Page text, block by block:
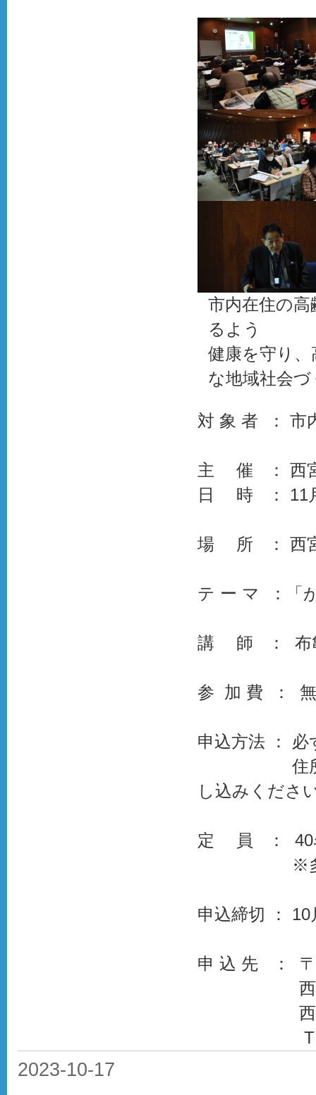
市内在住の
るよう
健康を守り
な地域社会
対 象 者 ： 市
主 催 ： 西宮
日 時 ： 11
場 所 ： 西宮
テ ー マ ：「
講 師 ： 布
参 加 費 ：
申込方法 ：
住所・氏
し込みくださ
定 員 ： 40
※多数の場
申込締切 ：
申 込 先 ：
西宮市総
西宮市老
TEL：
2023-10-17